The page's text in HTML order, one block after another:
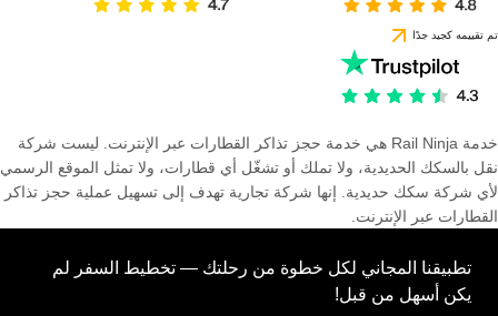
تم تقييمه كجيد جدًا
خدمة Rail Ninja هي خدمة حجز تذاكر القطارات عبر الإنترنت. ليست شركة
نقل بالسكك الحديدية، ولا تملك أو تشغّل أي قطارات، ولا تمثل الموقع الرسمي
لأي شركة سكك حديدية. إنها شركة تجارية تهدف إلى تسهيل عملية حجز تذاكر
القطارات عبر الإنترنت.
تطبيقنا المجاني لكل خطوة من رحلتك — تخطيط السفر لم
يكن أسهل من قبل!